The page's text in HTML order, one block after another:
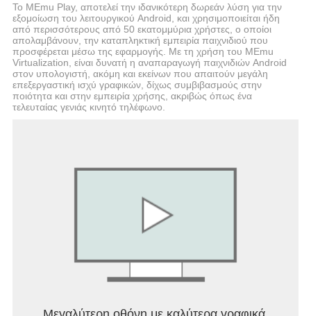
Το MEmu Play, αποτελεί την ιδανικότερη δωρεάν λύση για την
εξομοίωση του λειτουργικού Android, και χρησιμοποιείται ήδη
από περισσότερους από 50 εκατομμύρια χρήστες, ο οποίοι
απολαμβάνουν, την καταπληκτική εμπειρία παιχνιδιού που
προσφέρεται μέσω της εφαρμογής. Με τη χρήση του MEmu
Virtualization, είναι δυνατή η αναπαραγωγή παιχνιδιών Android
στον υπολογιστή, ακόμη και εκείνων που απαιτούν μεγάλη
επεξεργαστική ισχύ γραφικών, δίχως συμβιβασμούς στην
ποιότητα και στην εμπειρία χρήσης, ακριβώς όπως ένα
τελευταίας γενιάς κινητό τηλέφωνο.